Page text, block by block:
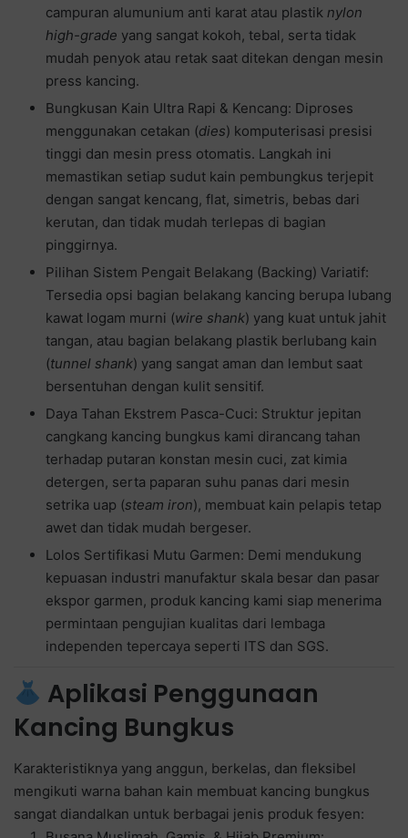
campuran alumunium anti karat atau plastik nylon
high-grade yang sangat kokoh, tebal, serta tidak
mudah penyok atau retak saat ditekan dengan mesin
press kancing.
Bungkusan Kain Ultra Rapi & Kencang: Diproses
menggunakan cetakan (dies) komputerisasi presisi
tinggi dan mesin press otomatis. Langkah ini
memastikan setiap sudut kain pembungkus terjepit
dengan sangat kencang, flat, simetris, bebas dari
kerutan, dan tidak mudah terlepas di bagian
pinggirnya.
Pilihan Sistem Pengait Belakang (Backing) Variatif:
Tersedia opsi bagian belakang kancing berupa lubang
kawat logam murni (wire shank) yang kuat untuk jahit
tangan, atau bagian belakang plastik berlubang kain
(tunnel shank) yang sangat aman dan lembut saat
bersentuhan dengan kulit sensitif.
Daya Tahan Ekstrem Pasca-Cuci: Struktur jepitan
cangkang kancing bungkus kami dirancang tahan
terhadap putaran konstan mesin cuci, zat kimia
detergen, serta paparan suhu panas dari mesin
setrika uap (steam iron), membuat kain pelapis tetap
awet dan tidak mudah bergeser.
Lolos Sertifikasi Mutu Garmen: Demi mendukung
kepuasan industri manufaktur skala besar dan pasar
ekspor garmen, produk kancing kami siap menerima
permintaan pengujian kualitas dari lembaga
independen tepercaya seperti ITS dan SGS.
Aplikasi Penggunaan
Kancing Bungkus
Karakteristiknya yang anggun, berkelas, dan fleksibel
mengikuti warna bahan kain membuat kancing bungkus
sangat diandalkan untuk berbagai jenis produk fesyen: